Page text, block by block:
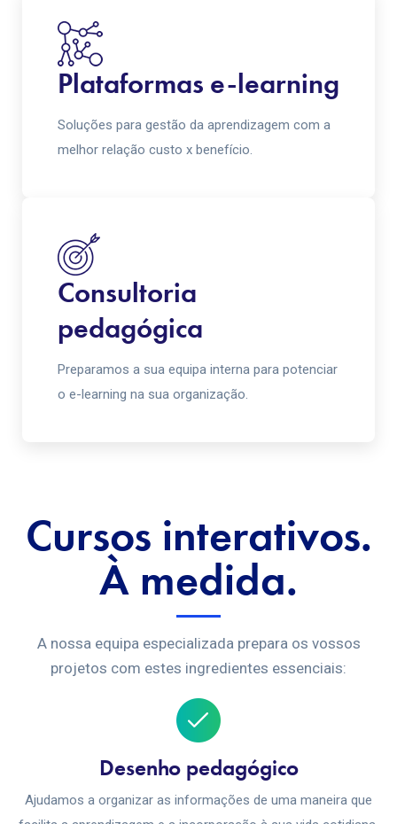
Plataformas e-learning
Soluções para gestão da aprendizagem com a
melhor relação custo x benefício.
Consultoria
pedagógica
Preparamos a sua equipa interna para potenciar
o e-learning na sua organização.
Cursos interativos.
À medida.
A nossa equipa especializada prepara os vossos
projetos com estes ingredientes essenciais:
Desenho pedagógico
Ajudamos a organizar as informações de uma maneira que